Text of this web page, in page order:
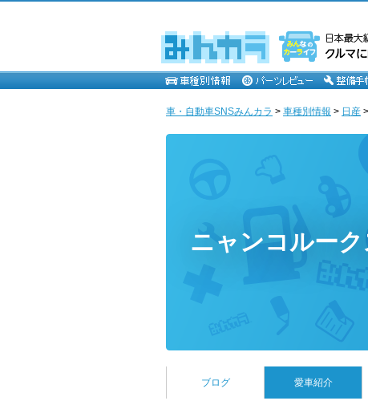
車・自動車SNSみんカラ > 車種別情報 > 日産 >
ニャンコルー
ブログ 愛車紹介